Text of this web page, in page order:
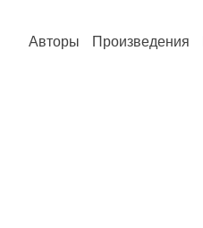
Авторы Произведения